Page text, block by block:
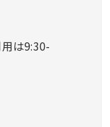
は9:30-